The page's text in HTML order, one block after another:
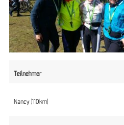
Teilnehmer
Nancy (110km)